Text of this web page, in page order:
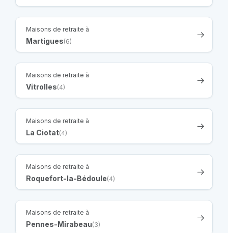
Maisons de retraite à
Martigues(6)
Maisons de retraite à
Vitrolles(4)
Maisons de retraite à
La Ciotat(4)
Maisons de retraite à
Roquefort-la-Bédoule(4)
Maisons de retraite à
Pennes-Mirabeau(3)